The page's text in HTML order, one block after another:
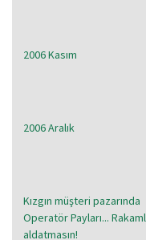
2006 Kasım
2006 Aralık
Kızgın müşteri pazarında
Operatör Payları...
aldatmasın!